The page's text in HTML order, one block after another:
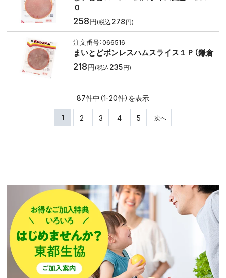
０
258 278
066516
まいとどボンレスハムスライス１Ｐ（鎌倉
218 235
87件中（1-20件）を表示
1 2 3 4 5 次へ